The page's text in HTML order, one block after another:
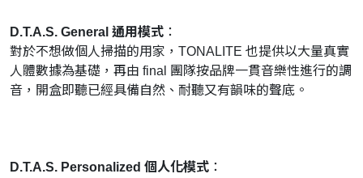
D.T.A.S. General 通用模式 ：
對於不想做個人掃描的用家，TONALITE 也提供以大量真實
人體數據為基礎，再由 final 團隊按品牌一貫音樂性進行的調
音，開盒即聽已經具備自然、耐聽又有韻味的聲底。
D.T.A.S. Personalized 個人化模式 ：